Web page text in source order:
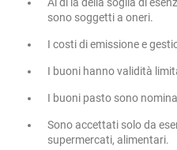
Al di là della soglia di
sono soggetti a oneri.
I costi di emissione e
I buoni hanno validità
I buoni pasto sono
Sono accettati solo da
supermercati, alimentari.